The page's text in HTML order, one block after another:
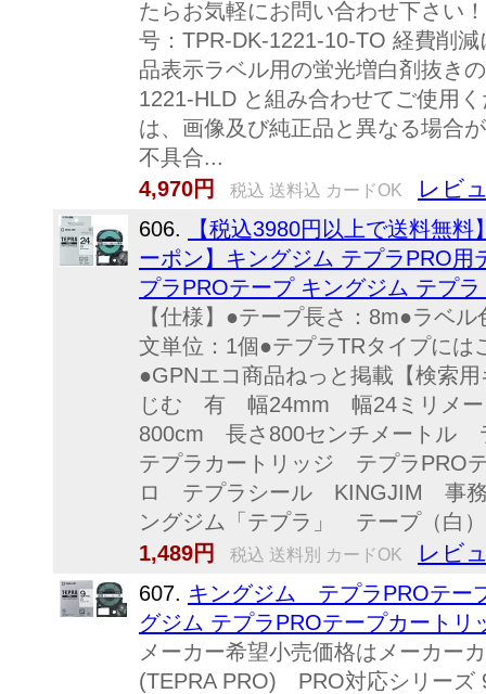
たらお気軽にお問い合わせ下さい
号：TPR-DK-1221-10-TO 経費削
品表示ラベル用の蛍光増白剤抜き
1221-HLD と組み合わせてご使用
は、画像及び純正品と異なる場合
不具合...
4,970円
税込 送料込 カードOK レビ
606.
【税込3980円以上で送料無
ーポン】キングジム テプラPRO
プラPROテープ キングジム テプ
【仕様】●テープ長さ：8m●ラベ
文単位：1個●テプラTRタイプに
●GPNエコ商品ねっと掲載【検索
じむ 有 幅24mm 幅24ミリメ
800cm 長さ800センチメート
テプラカートリッジ テプラPRO
ロ テプラシール KINGJIM 事
ングジム「テプラ」 テープ（
1,489円
税込 送料別 カードOK レビ
607. キングジム テプラPROテー
グジム テプラPROテープカートリ
メーカー希望小売価格はメーカー
(TEPRA PRO) PRO対応シリー